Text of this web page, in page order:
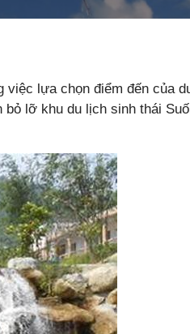
việc lựa chọn điểm đến của
bỏ lỡ khu du lịch sinh thái